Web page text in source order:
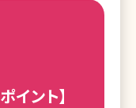
イント】